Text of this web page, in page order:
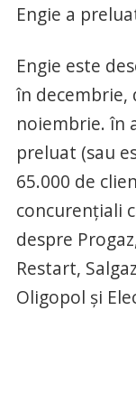
Engie a
Engie este
în decembrie,
noiembrie. în
preluat (sau
65.000 de
concurențiali
despre
Restart,
Oligopol și